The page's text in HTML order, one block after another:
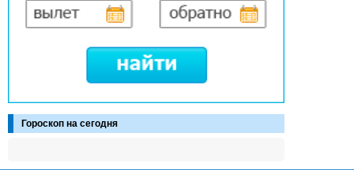
Гороскоп на сегодня